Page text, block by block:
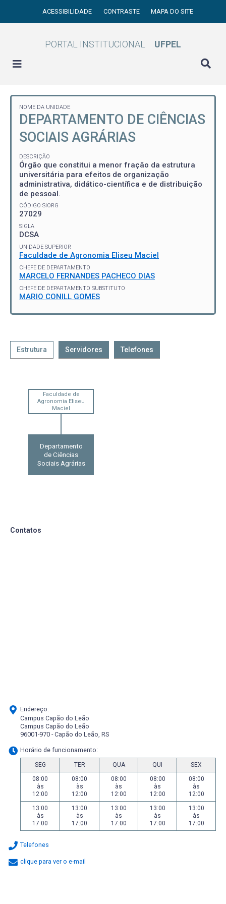
ACESSIBILIDADE CONTRASTE MAPA DO SITE
PORTAL INSTITUCIONAL UFPEL
NOME DA UNIDADE
DEPARTAMENTO DE CIÊNCIAS
SOCIAIS AGRÁRIAS
DESCRIÇÃO
Órgão que constitui a menor fração da estrutura
universitária para efeitos de organização
administrativa, didático-científica e de distribuição
de pessoal.
CÓDIGO SIORG
27029
SIGLA
DCSA
UNIDADE SUPERIOR
Faculdade de Agronomia Eliseu Maciel
CHEFE DE DEPARTAMENTO
MARCELO FERNANDES PACHECO DIAS
CHEFE DE DEPARTAMENTO SUBSTITUTO
MARIO CONILL GOMES
Estrutura Servidores Telefones
Faculdade de
Agronomia Eliseu
Maciel
Departamento
de Ciências
Sociais Agrárias
Contatos
Endereço:
Campus Capão do Leão
Campus Capão do Leão
96001-970 - Capão do Leão, RS
Horário de funcionamento:
SEG TER QUA QUI
SEX
08:00
às
12:00
08:00
às
12:00
08:00
às
12:00
08:00
às
12:00
08:00
às
12:00
13:00
às
17:00
13:00
às
17:00
13:00
às
17:00
13:00
às
17:00
13:00
às
17:00
Telefones
clique para ver o e-mail